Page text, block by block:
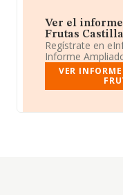
Ver el
Frutas Castilla
Regístrate en
Informe
VER